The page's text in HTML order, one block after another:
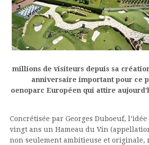
millions de visiteurs depuis sa
anniversaire important pour ce
oenoparc Européen qui attire
Concrétisée par Georges Duboeuf,
vingt ans un Hameau du Vin
non seulement ambitieuse et originale,